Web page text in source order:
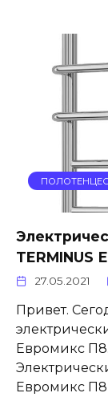
TERMINUS
27.05.2021
Привет.
Евромикс
Евромикс П8